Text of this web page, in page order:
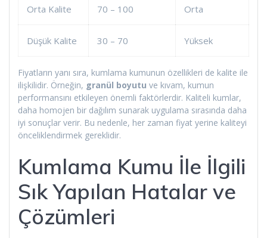
Orta Kalite 70 – 100 Orta
Düşük Kalite 30 – 70 Yüksek
Fiyatların yanı sıra, kumlama kumunun özellikleri de kalite ile
ilişkilidir. Örneğin, granül boyutu ve kıvam, kumun
performansını etkileyen önemli faktörlerdir. Kaliteli kumlar,
daha homojen bir dağılım sunarak uygulama sırasında daha
iyi sonuçlar verir. Bu nedenle, her zaman fiyat yerine kaliteyi
önceliklendirmek gereklidir.
Kumlama Kumu İle İlgili
Sık Yapılan Hatalar ve
Çözümleri